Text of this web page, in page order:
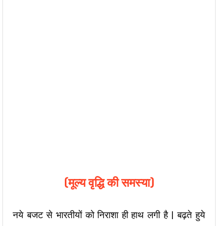
(मूल्य वृद्धि की समस्या)
नये बजट से भारतीयों को निराशा ही हाथ लगी है | बढ़ते हुये